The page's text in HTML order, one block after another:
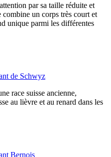
par sa taille réduite et
un corps très court et
unique parmi les différentes
de Schwyz
race suisse ancienne,
au lièvre et au renard dans les
Bernois